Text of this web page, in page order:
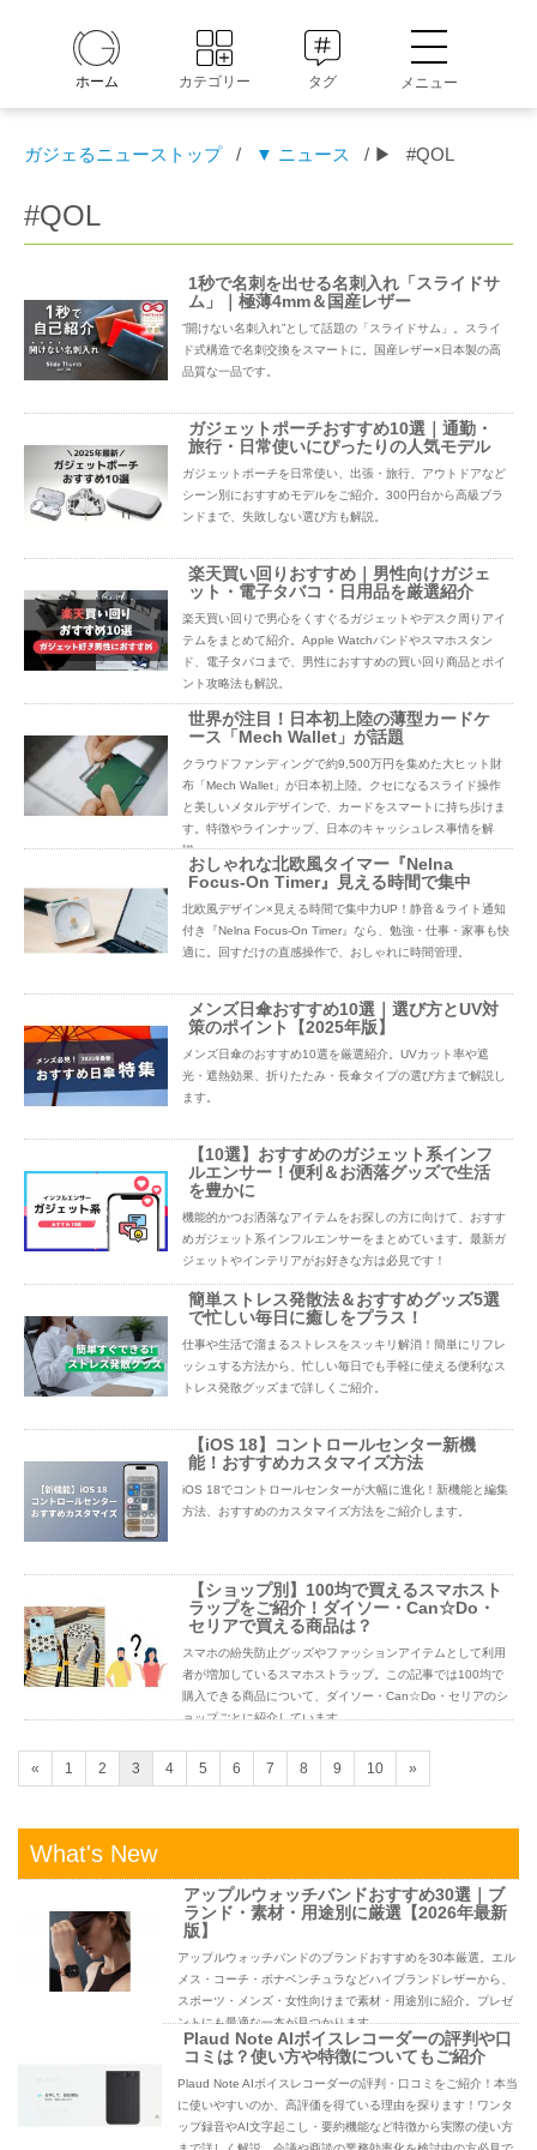
ホーム カテゴリー タグ メニュー
ガジェるニューストップ / ▼ ニュース / ▶ #QOL
#QOL
1秒で名刺を出せる名刺入れ「スライドサ
ム」｜極薄4mm＆国産レザー
”開けない名刺入れ”として話題の「スライドサム」。スライ
ド式構造で名刺交換をスマートに。国産レザー×日本製の高
品質な一品です。
ガジェットポーチおすすめ10選｜通勤・
旅行・日常使いにぴったりの人気モデル
ガジェットポーチを日常使い、出張・旅行、アウトドアなど
シーン別におすすめモデルをご紹介。300円台から高級ブラ
ンドまで、失敗しない選び方も解説。
楽天買い回りおすすめ｜男性向けガジェ
ット・電子タバコ・日用品を厳選紹介
楽天買い回りで男心をくすぐるガジェットやデスク周りアイ
テムをまとめて紹介。Apple Watchバンドやスマホスタン
ド、電子タバコまで、男性におすすめの買い回り商品とポイ
ント攻略法も解説。
世界が注目！日本初上陸の薄型カードケ
ース「Mech Wallet」が話題
クラウドファンディングで約9,500万円を集めた大ヒット財
布「Mech Wallet」が日本初上陸。クセになるスライド操作
と美しいメタルデザインで、カードをスマートに持ち歩けま
す。特徴やラインナップ、日本のキャッシュレス事情を解
説。
おしゃれな北欧風タイマー『Nelna
Focus-On Timer』見える時間で集中
北欧風デザイン×見える時間で集中力UP！静音＆ライト通知
付き『Nelna Focus-On Timer』なら、勉強・仕事・家事も快
適に。回すだけの直感操作で、おしゃれに時間管理。
メンズ日傘おすすめ10選｜選び方とUV対
策のポイント【2025年版】
メンズ日傘のおすすめ10選を厳選紹介。UVカット率や遮
光・遮熱効果、折りたたみ・長傘タイプの選び方まで解説し
ます。
【10選】おすすめのガジェット系インフ
ルエンサー！便利＆お洒落グッズで生活
を豊かに
機能的かつお洒落なアイテムをお探しの方に向けて、おすす
めガジェット系インフルエンサーをまとめています。最新ガ
ジェットやインテリアがお好きな方は必見です！
簡単ストレス発散法＆おすすめグッズ5選
で忙しい毎日に癒しをプラス！
仕事や生活で溜まるストレスをスッキリ解消！簡単にリフレ
ッシュする方法から、忙しい毎日でも手軽に使える便利なス
トレス発散グッズまで詳しくご紹介。
【iOS 18】コントロールセンター新機
能！おすすめカスタマイズ方法
iOS 18でコントロールセンターが大幅に進化！新機能と編集
方法、おすすめのカスタマイズ方法をご紹介します。
【ショップ別】100均で買えるスマホスト
ラップをご紹介！ダイソー・Can☆Do・
セリアで買える商品は？
スマホの紛失防止グッズやファッションアイテムとして利用
者が増加しているスマホストラップ。この記事では100均で
購入できる商品について、ダイソー・Can☆Do・セリアのシ
ョップごとに紹介しています。
« 1 2 3 4 5 6 7 8 9 10 »
What's New
アップルウォッチバンドおすすめ30選｜ブ
ランド・素材・用途別に厳選【2026年最新
版】
アップルウォッチバンドのブランドおすすめを30本厳選。エル
メス・コーチ・ボナベンチュラなどハイブランドレザーから、
スポーツ・メンズ・女性向けまで素材・用途別に紹介。プレゼ
ントにも最適な一本が見つかります。
Plaud Note AIボイスレコーダーの評判や口
コミは？使い方や特徴についてもご紹介
Plaud Note AIボイスレコーダーの評判・口コミをご紹介！本当
に使いやすいのか、高評価を得ている理由を探ります！ワンタ
ップ録音やAI文字起こし・要約機能など特徴から実際の使い方